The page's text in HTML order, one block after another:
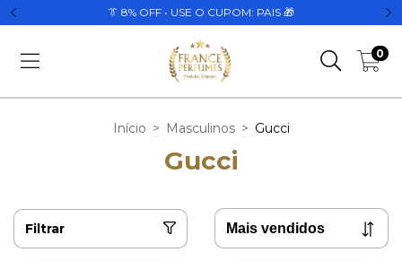
👔 8% OFF • USE O CUPOM: PAIS 🎁
0
Início > Masculinos > Gucci
Gucci
Filtrar